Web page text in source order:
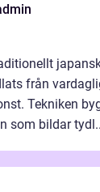
från
Tekniken
som bildar